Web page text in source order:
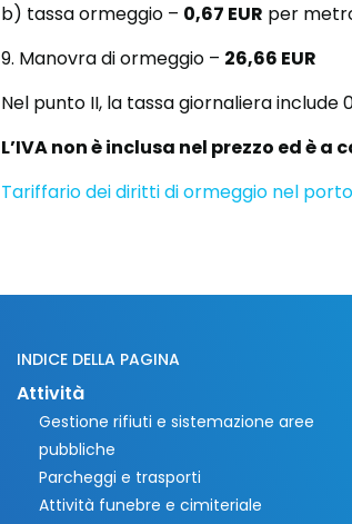
b) tassa ormeggio – 0,67 EUR per
9. Manovra di ormeggio – 26,66 EUR
Nel punto II, la tassa giornaliera
L’IVA non è inclusa nel prezzo ed è a
Tariffario dei diritti di ormeggio nel
INDICE DELLA PAGINA
Attività
Gestione rifiuti e sistemazione aree
pubbliche
Parcheggi e trasporti
Attività funebre e cimiteriale